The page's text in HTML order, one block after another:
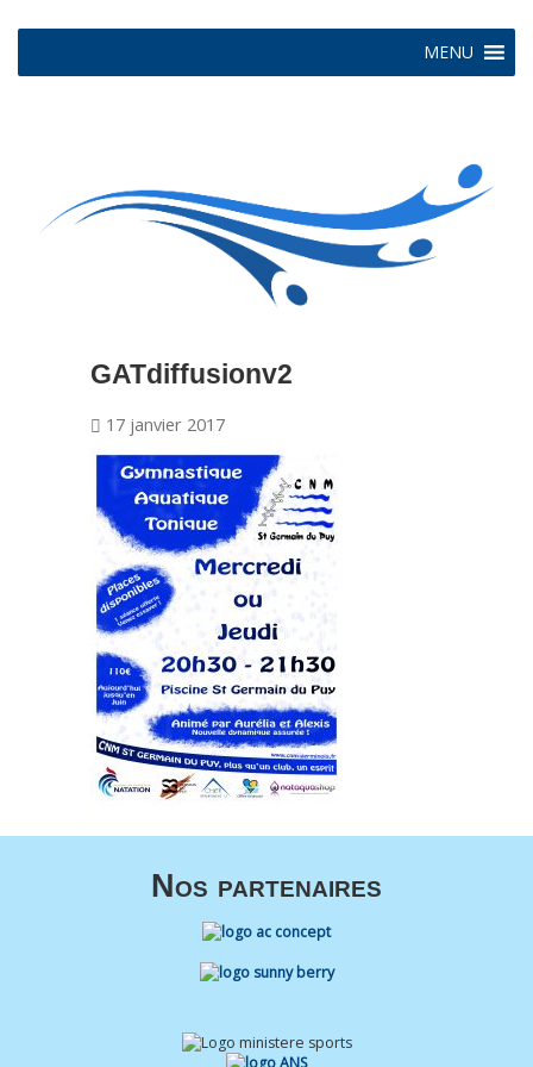
MENU
GATdiffusionv2
17 janvier 2017
Nos partenaires